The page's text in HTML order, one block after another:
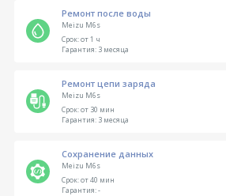
Ремонт после воды
Meizu M6s
Срок:от 1 ч
Гарантия:3 месяца
Ремонт цепи заряда
Meizu M6s
Срок:от 30 мин
Гарантия:3 месяца
Сохранение данных
Meizu M6s
Срок:от 40 мин
Гарантия:-